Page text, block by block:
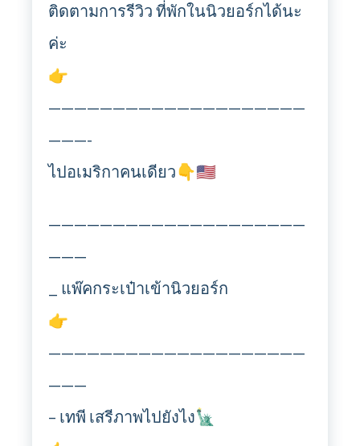
ติดตามการรีวิว ที่พักในนิวยอร์กได้นะ
ค่ะ
👉
————————————————————
———-
ไปอเมริกาคนเดียว👇🇺🇸
————————————————————
———
_ แพ๊คกระเป๋าเข้านิวยอร์ก
👉
————————————————————
———
– เทพี เสรีภาพไปยังไง🗽